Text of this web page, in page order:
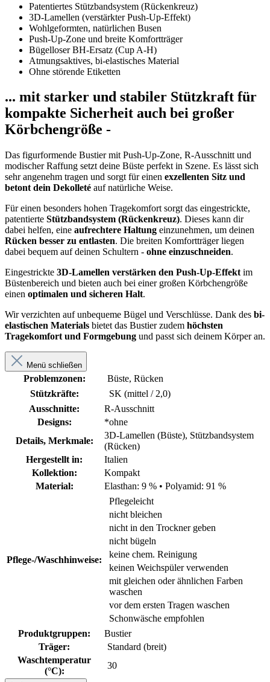
Patentiertes Stützbandsystem (Rückenkreuz)
3D-Lamellen (verstärkter Push-Up-Effekt)
Wohlgeformten, natürlichen Busen
Push-Up-Zone und breite Komfortträger
Bügelloser BH-Ersatz (Cup A-H)
Atmungsaktives, bi-elastisches Material
Ohne störende Etiketten
... mit starker und stabiler Stützkraft für
kompakte Sicherheit auch bei großer
Körbchengröße -
Das figurformende Bustier mit Push-Up-Zone, R-Ausschnitt und
modischer Raffung setzt deine Büste perfekt in Szene. Es lässt sich
sehr angenehm tragen und sorgt für einen exzellenten Sitz und
betont dein Dekolleté auf natürliche Weise.
Für einen besonders hohen Tragekomfort sorgt das eingestrickte,
patentierte Stützbandsystem (Rückenkreuz). Dieses kann dir
dabei helfen, eine aufrechtere Haltung einzunehmen, um deinen
Rücken besser zu entlasten. Die breiten Komfortträger liegen
dabei bequem auf deinen Schultern - ohne einzuschneiden.
Eingestrickte 3D-Lamellen verstärken den Push-Up-Effekt im
Büstenbereich und bieten auch bei einer großen Körbchengröße
einen optimalen und sicheren Halt.
Wir verzichten auf unbequeme Bügel und Verschlüsse. Dank des bi-
elastischen Materials bietet das Bustier zudem höchsten
Tragekomfort und Formgebung und passt sich deinem Körper an.
Menü schließen
Problemzonen:
Büste, Rücken
Stützkräfte:
SK (mittel / 2,0)
Ausschnitte:
R-Ausschnitt
Designs:
*ohne
Details, Merkmale:
3D-Lamellen (Büste), Stützbandsystem
(Rücken)
Hergestellt in:
Italien
Kollektion:
Kompakt
Material:
Elasthan: 9 % • Polyamid: 91 %
Pflege-/Waschhinweise:
Pflegeleicht
nicht bleichen
nicht in den Trockner geben
nicht bügeln
keine chem. Reinigung
keinen Weichspüler verwenden
mit gleichen oder ähnlichen Farben
waschen
vor dem ersten Tragen waschen
Schonwäsche empfohlen
Produktgruppen:
Bustier
Träger:
Standard (breit)
Waschtemperatur
(°C):
30